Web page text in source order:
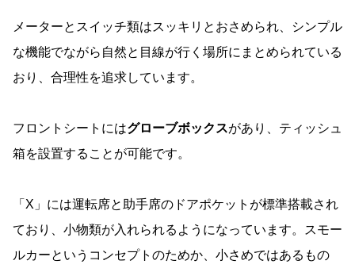
メーターとスイッチ類はスッキリとおさめられ、シンプル
な機能でながら自然と目線が行く場所にまとめられている
おり、合理性を追求しています。
フロントシートにはグローブボックスがあり、ティッシュ
箱を設置することが可能です。
「X」には運転席と助手席のドアポケットが標準搭載され
ており、小物類が入れられるようになっています。スモー
ルカーというコンセプトのためか、小さめではあるもの